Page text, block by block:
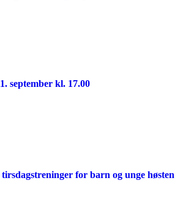
september kl. 17.00
tirsdagstreninger for barn og unge høsten